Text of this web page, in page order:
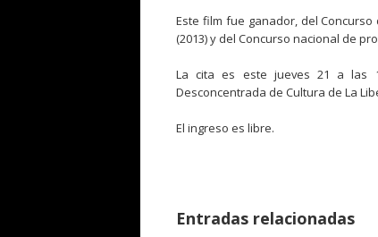
Este film fue ganador, del
(2013) y del Concurso nacional de
La cita es este jueves 21 a las
Desconcentrada de Cultura de La
El ingreso es libre.
Entradas relacionadas